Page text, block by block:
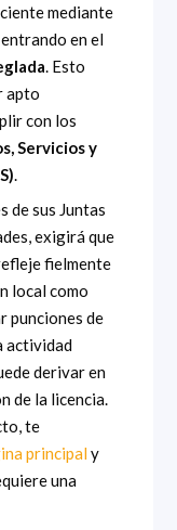
mediante
en el
. Esto
apto
con los
Servicios y
.
de sus Juntas
exigirá que
fielmente
local como
punciones de
actividad
derivar en
de la licencia.
te
principal y
una